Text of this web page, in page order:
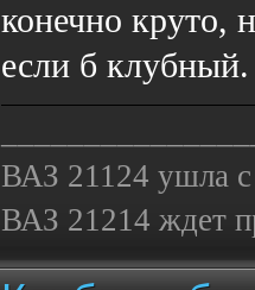
конечно
если б клубный.
ВАЗ 21124 ушла
ВАЗ 21214 ждет